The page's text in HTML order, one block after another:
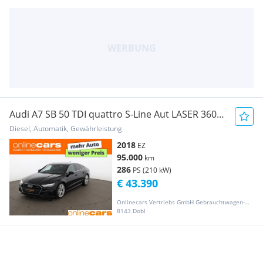
Audi A7 SB 50 TDI quattro S-Line Aut LASER 360-
CAM NA
Diesel, Automatik, Gewährleistung
2018 EZ
95.000 km
286 PS (210 kW)
Onlinecars Vertriebs GmbH Gebrauchtwagen-Outlet  Werkstätte  Spenglerei  Lackiererei
8143 Dobl
€ 43.390